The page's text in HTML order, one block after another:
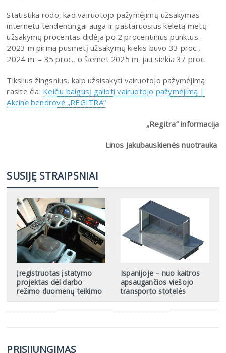
Statistika rodo, kad vairuotojo pažymėjimų užsakymas
internetu tendencingai auga ir pastaruosius keletą metų
užsakymų procentas didėja po 2 procentinius punktus.
2023 m pirmą pusmetį užsakymų kiekis buvo 33 proc.,
2024 m. – 35 proc., o šiemet 2025 m. jau siekia 37 proc.
Tikslius žingsnius, kaip užsisakyti vairuotojo pažymėjimą
rasite čia: Keičiu baigusį galioti vairuotojo pažymėjimą |
Akcinė bendrovė „REGITRA“
„Regitra” informacija
Linos Jakubauskienės nuotrauka
SUSIJĘ STRAIPSNIAI
Įregistruotas įstatymo
projektas dėl darbo
režimo duomenų teikimo
Ispanijoje – nuo kaitros
apsaugančios viešojo
transporto stotelės
PRISIJUNGIMAS